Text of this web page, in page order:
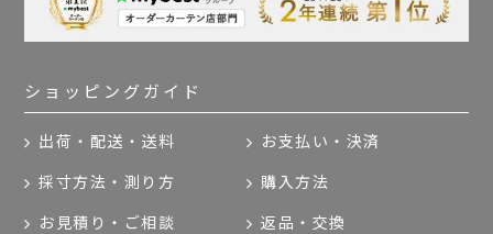
ショッピングガイド
出荷・配送・送料 お支払い・決済
採寸方法・測り方 購入方法
お見積り・ご相談 返品・交換